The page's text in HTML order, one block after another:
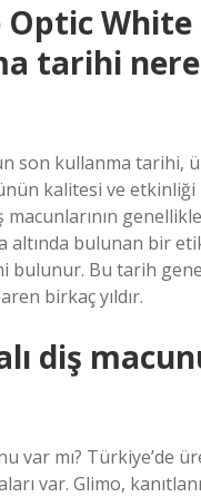
Optic White
tarihi
son kullanma tarihi,
kalitesi ve
altında bulunan bir
bulunur. Bu tarih
birkaç yıldır.
diş
var mı? Türkiye’de
var. Glimo,